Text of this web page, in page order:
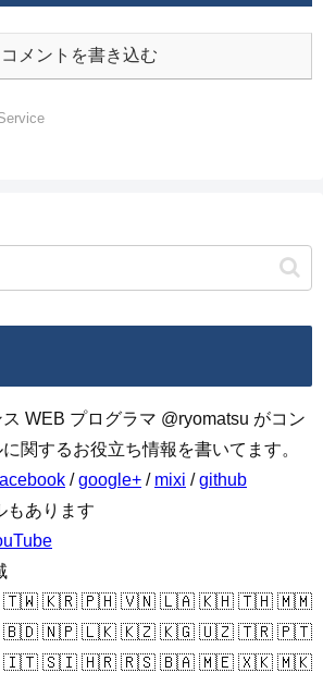
コメントを書き込む
WEB プログラマ @ryomatsu がコン
関するお役立ち情報を書いてます。
/google+ / mixi /github
もあります
🇰🇷 🇵🇭 🇻🇳 🇱🇦 🇰🇭 🇹🇭 🇲🇲
🇳🇵 🇱🇰 🇰🇿 🇰🇬 🇺🇿 🇹🇷 🇵🇹
🇸🇮 🇭🇷 🇷🇸 🇧🇦 🇲🇪 🇽🇰 🇲🇰